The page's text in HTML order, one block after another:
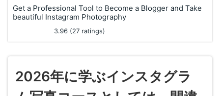
Get a Professional Tool to Become a Blogger and Take
beautiful Instagram Photography
3.96 (27 ratings)
2026年に学ぶインスタグラ